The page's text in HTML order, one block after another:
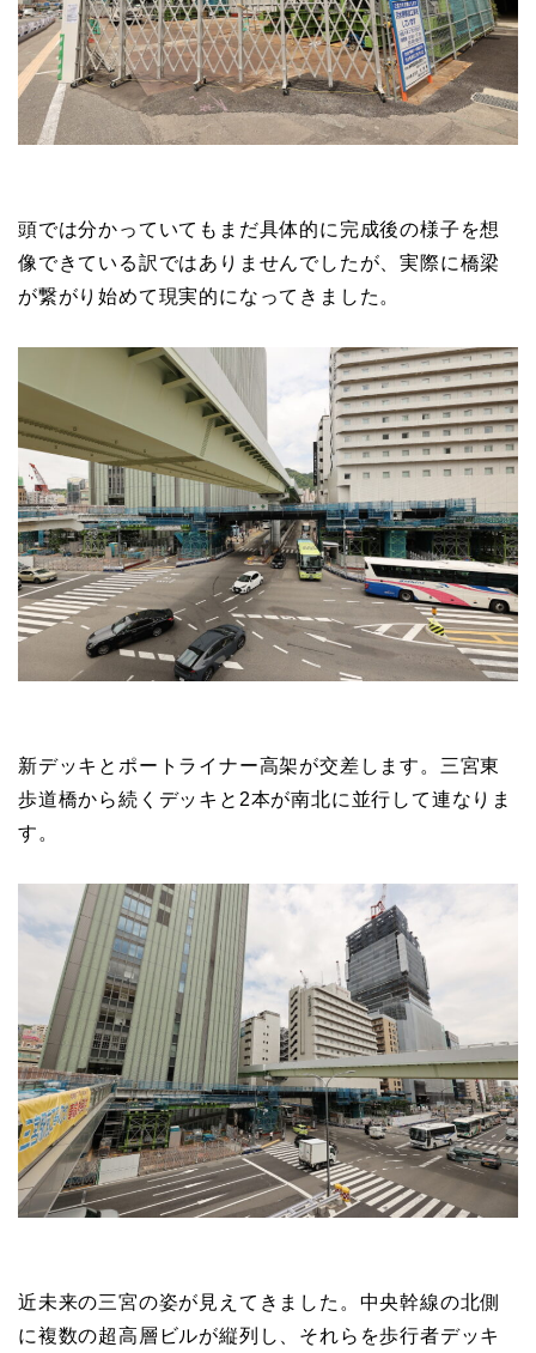
頭では分かっていてもまだ具体的に完成後の様子を想
像できている訳ではありませんでしたが、実際に橋梁
が繋がり始めて現実的になってきました。
新デッキとポートライナー高架が交差します。三宮東
歩道橋から続くデッキと2本が南北に並行して連なりま
す。
近未来の三宮の姿が見えてきました。中央幹線の北側
に複数の超高層ビルが縦列し、それらを歩行者デッキ